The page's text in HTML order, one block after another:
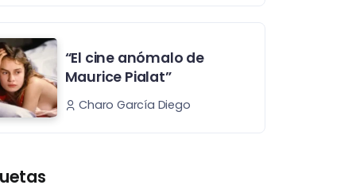
“El cine anómalo de
Maurice Pialat”
Charo García Diego